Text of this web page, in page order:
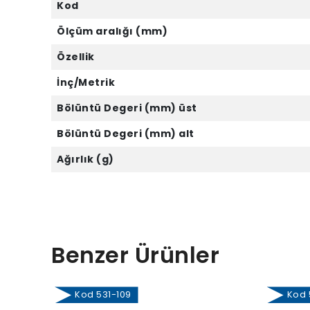
Kod
Ölçüm aralığı (mm)
Özellik
İnç/Metrik
Bölüntü Degeri (mm) üst
Bölüntü Degeri (mm) alt
Ağırlık (g)
Benzer Ürünler
Kod 531-109 Kod